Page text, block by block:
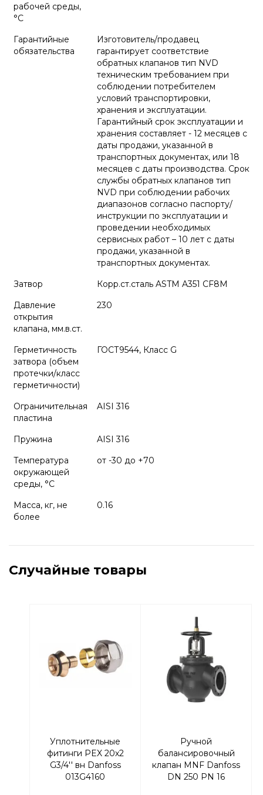
рабочей среды,
°С
Гарантийные
обязательства
Изготовитель/продавец
гарантирует соответствие
обратных клапанов тип NVD
техническим требованием при
соблюдении потребителем
условий транспортировки,
хранения и эксплуатации.
Гарантийный срок эксплуатации и
хранения составляет - 12 месяцев с
даты продажи, указанной в
транспортных документах, или 18
месяцев с даты производства. Срок
службы обратных клапанов тип
NVD при соблюдении рабочих
диапазонов согласно паспорту/
инструкции по эксплуатации и
проведении необходимых
сервисных работ – 10 лет с даты
продажи, указанной в
транспортных документах.
Затвор
Корр.ст.сталь ASTM A351 CF8M
Давление
открытия
клапана, мм.в.ст.
230
Герметичность
затвора (объем
протечки/класс
герметичности)
ГОСТ9544, Класс G
Ограничительная
пластина
AISI 316
Пружина
AISI 316
Температура
окружающей
среды, °С
от -30 до +70
Масса, кг, не
более
0.16
Случайные товары
Уплотнительные
фитинги PEX 20х2
G3/4'' вн Danfoss
013G4160
Ручной
балансировочный
клапан MNF Danfoss
DN 250 PN 16